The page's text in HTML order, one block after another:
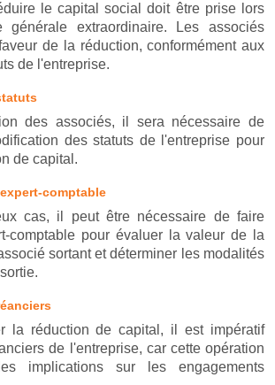
le capital social doit être prise lors
générale extraordinaire. Les associés
de la réduction, conformément aux
de l'entreprise.
des associés, il sera nécessaire de
des statuts de l'entreprise pour
de capital.
comptable
cas, il peut être nécessaire de faire
comptable pour évaluer la valeur de la
sortant et déterminer les modalités
la réduction de capital, il est impératif
de l'entreprise, car cette opération
implications sur les engagements